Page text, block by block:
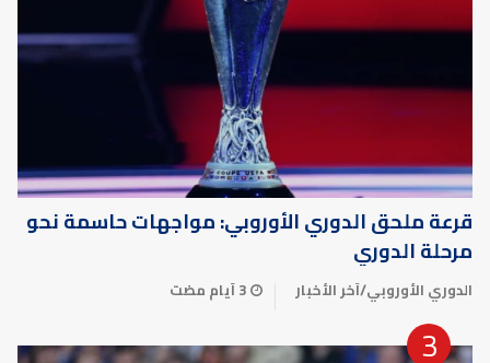
قرعة ملحق الدوري الأوروبي: مواجهات حاسمة نحو
مرحلة الدوري
الدوري الأوروبي/آخر الأخبار 3 أيام مضت